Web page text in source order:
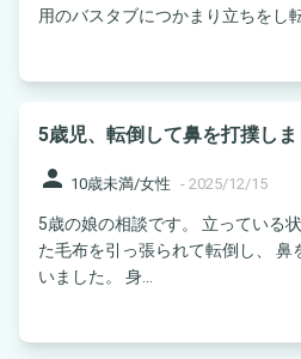
用のバスタブにつかまり立ちをし転
5歳児、転倒して鼻を打撲しま
person 10歳未満/女性 - 2025/12/15
5歳の娘の相談です。 立っている状態から 足元に敷いてあっ
た毛布を引っ張られて転倒し、 鼻
いました。 身...